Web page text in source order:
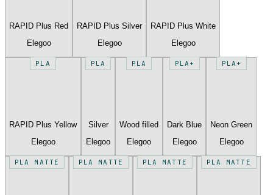
RAPID Plus Red
Elegoo
RAPID Plus Silver
Elegoo
RAPID Plus White
Elegoo
PLA
RAPID Plus Yellow
Elegoo
PLA
Silver
Elegoo
PLA
Wood filled
Elegoo
PLA+
Dark Blue
Elegoo
PLA+
Neon Green
Elegoo
PLA MATTE PLA MATTE PLA MATTE PLA MATTE